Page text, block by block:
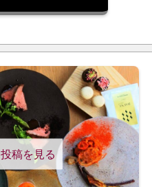
投稿を見る